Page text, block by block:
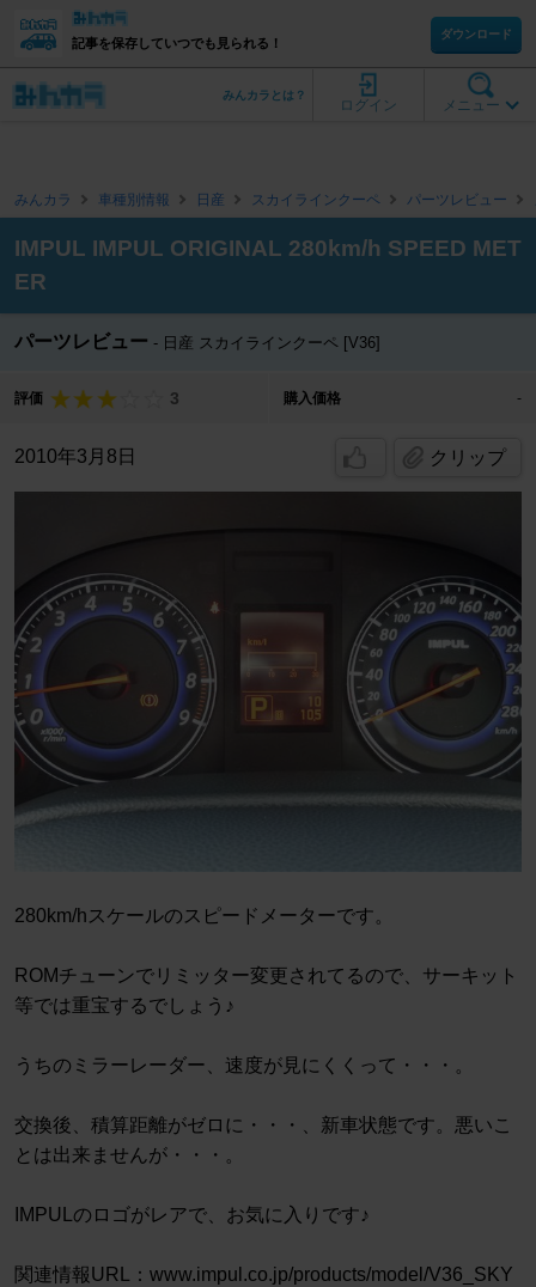
記事を保存していつでも見られる！
ダウンロード
メニュー
ログイン
みんカラとは？
みんカラ 車種別情報 日産 スカイラインクーペ パーツレビュー
IMPUL IMPUL ORIGINAL 280km/h SPEED MET
ER
パーツレビュー 日産 スカイラインクーペ [V36]
評価 3 購入価格 -
2010年3月8日 クリップ
280km/hスケールのスピードメーターです。
ROMチューンでリミッター変更されてるので、サーキット
等では重宝するでしょう♪
うちのミラーレーダー、速度が見にくくって・・・。
交換後、積算距離がゼロに・・・、新車状態です。悪いこ
とは出来ませんが・・・。
IMPULのロゴがレアで、お気に入りです♪
関連情報URL：www.impul.co.jp/products/model/V36_SKY